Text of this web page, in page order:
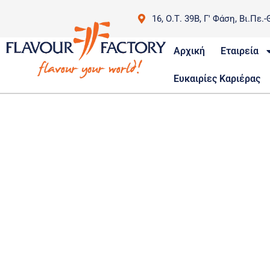
16, Ο.Τ. 39Β, Γ' Φάση, Βι.Πε.-
Αρχική Εταιρεία
Ευκαιρίες Καριέρας